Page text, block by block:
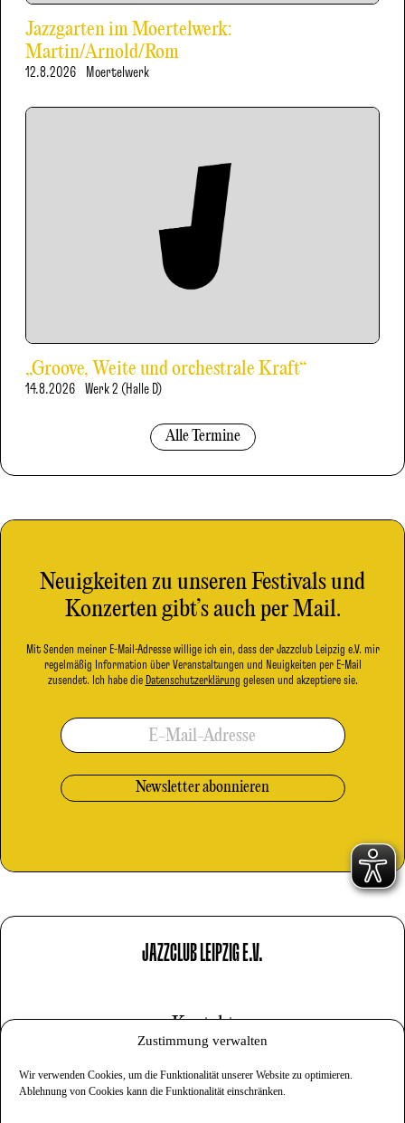
Zustimmung verwalten
Wir verwenden Cookies, um die Funktionalität unserer Website zu optimieren.
Ablehnung von Cookies kann die Funktionalität einschränken.
Jazzgarten im Moertelwerk:
Martin/Arnold/Rom
12.8.2026 Moertelwerk
„Groove, Weite und orchestrale Kraft“
14.8.2026 Werk 2 (Halle D)
Alle Termine
Neuigkeiten zu unseren Festivals und
Konzerten gibt’s auch per Mail.
Mit Senden meiner E-Mail-Adresse willige ich ein, dass der Jazzclub Leipzig e.V. mir
regelmäßig Information über Veranstaltungen und Neuigkeiten per E-Mail
zusendet. Ich habe die Datenschutzerklärung gelesen und akzeptiere sie.
E-Mail-Adresse
JAZZCLUB LEIPZIG E.V.
Kontakt
Datenschutz